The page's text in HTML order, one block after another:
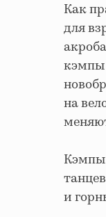
Как
для
кэмпы
на
Кэмпы
и